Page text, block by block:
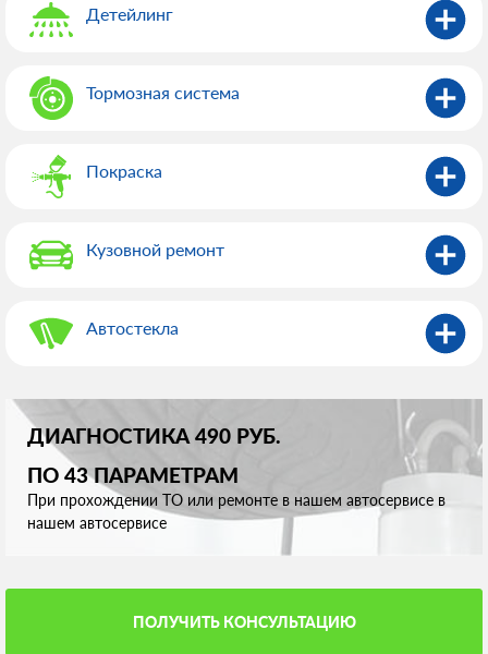
Детейлинг
Тормозная система
Покраска
Кузовной ремонт
Автостекла
ДИАГНОСТИКА 490 РУБ.
ПО 43 ПАРАМЕТРАМ
При прохождении ТО или ремонте в нашем автосервисе в
нашем автосервисе
ПОЛУЧИТЬ КОНСУЛЬТАЦИЮ